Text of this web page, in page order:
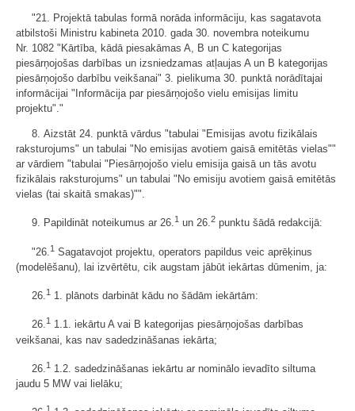
"21. Projektā tabulas formā norāda informāciju, kas sagatavota
atbilstoši Ministru kabineta 2010. gada 30. novembra noteikumu
Nr. 1082 "Kārtība, kādā piesakāmas A, B un C kategorijas
piesārņojošas darbības un izsniedzamas atļaujas A un B kategorijas
piesārņojošo darbību veikšanai" 3. pielikuma 30. punktā norādītajai
informācijai "Informācija par piesārņojošo vielu emisijas limitu
projektu"."
8. Aizstāt 24. punktā vārdus "tabulai "Emisijas avotu fizikālais
raksturojums" un tabulai "No emisijas avotiem gaisā emitētās vielas""
ar vārdiem "tabulai "Piesārņojošo vielu emisija gaisā un tās avotu
fizikālais raksturojums" un tabulai "No emisiju avotiem gaisā emitētās
vielas (tai skaitā smakas)"".
9. Papildināt noteikumus ar 26.1 un 26.2 punktu šādā redakcijā:
"26. 1 Sagatavojot projektu, operators papildus veic aprēķinus
(modelēšanu), lai izvērtētu, cik augstam jābūt iekārtas dūmenim, ja:
26.1 1. plānots darbināt kādu no šādām iekārtām:
26.1
1.1. iekārtu A vai B kategorijas piesārņojošas darbības
veikšanai, kas nav sadedzināšanas iekārta;
26. 1 1.2. sadedzināšanas iekārtu ar nominālo ievadīto siltuma
jaudu 5 MW vai lielāku;
1